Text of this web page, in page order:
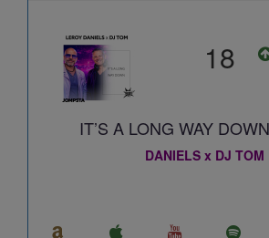
18
IT’S A LONG WAY
DANIELS x DJ TOM